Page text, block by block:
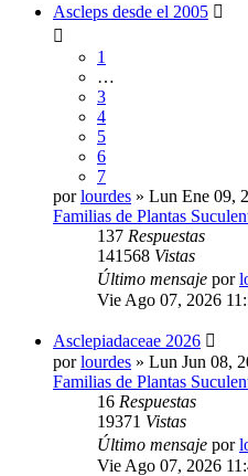
Ascleps desde el 2005
1
…
3
4
5
6
7
porlourdes » Lun Ene 09,
Familias de Plantas
137 Respuestas
141568 Vistas
Último mensaje por
Vie Ago 07, 2026
Asclepiadaceae 2026
porlourdes » Lun Jun 08,
Familias de Plantas
16 Respuestas
19371 Vistas
Último mensaje por
Vie Ago 07, 2026